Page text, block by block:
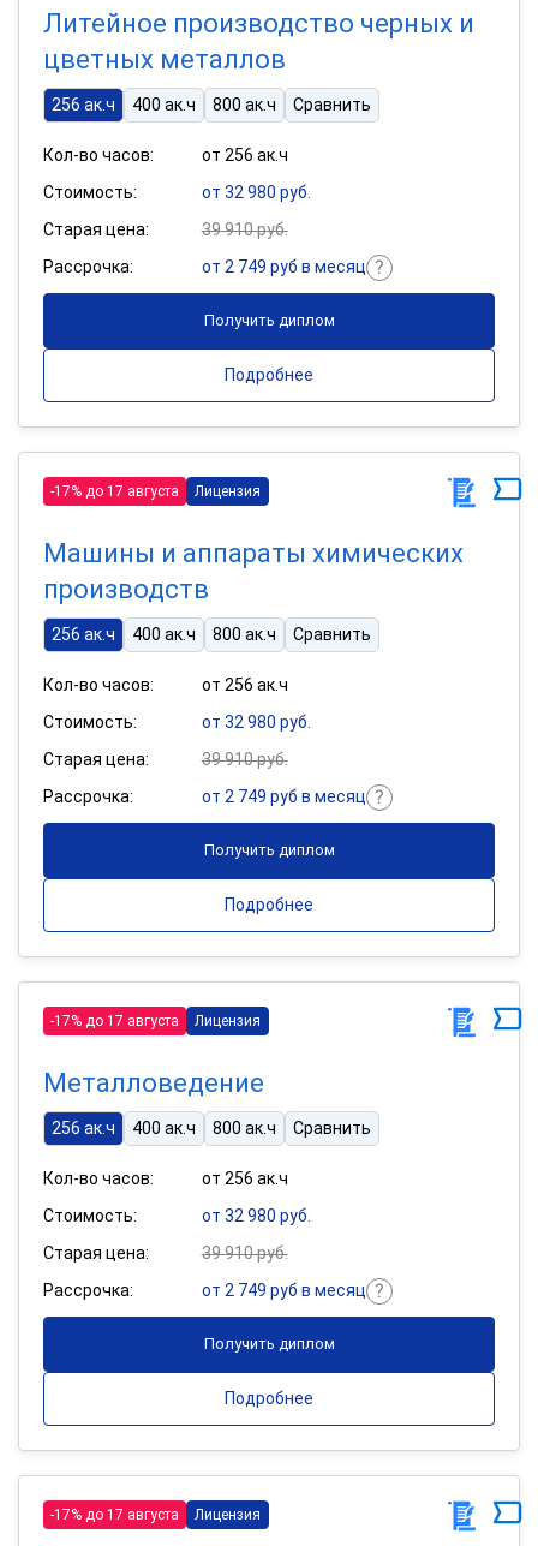
Литейное производство черных и
цветных металлов
256 ак.ч 400 ак.ч 800 ак.ч Сравнить
Кол-во часов:
от 256 ак.ч
Стоимость:
от 32 980 руб.
Старая цена:
39 910 руб.
Рассрочка:
от 2 749 руб в месяц
Получить диплом
Подробнее
-17% до 17 августа Лицензия
Машины и аппараты химических
производств
256 ак.ч 400 ак.ч 800 ак.ч Сравнить
Кол-во часов:
от 256 ак.ч
Стоимость:
от 32 980 руб.
Старая цена:
39 910 руб.
Рассрочка:
от 2 749 руб в месяц
Получить диплом
Подробнее
-17% до 17 августа Лицензия
Металловедение
256 ак.ч 400 ак.ч 800 ак.ч Сравнить
Кол-во часов:
от 256 ак.ч
Стоимость:
от 32 980 руб.
Старая цена:
39 910 руб.
Рассрочка:
от 2 749 руб в месяц
Получить диплом
Подробнее
-17% до 17 августа Лицензия